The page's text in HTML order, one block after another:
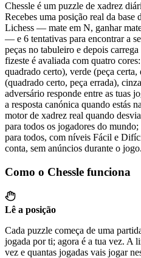
Chessle é um puzzle de xadrez
Recebes uma posição real da base
Lichess — mate em N, ganhar
— e 6 tentativas para encontrar a
peças no tabuleiro e depois
fizeste é avaliada com quatro
quadrado certo), verde (peça
(quadrado certo, peça errada),
adversário responde entre as tuas
a resposta canónica quando estás
motor de xadrez real quando
para todos os jogadores do
para todos, com níveis Fácil e
conta, sem anúncios durante o jogo.
Como o Chessle funciona
Lê a posição
Cada puzzle começa de uma
jogada por ti; agora é a tua vez. A
vez e quantas jogadas vais jogar